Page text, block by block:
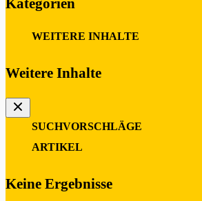
Kategorien
WEITERE INHALTE
Weitere Inhalte
SUCHVORSCHLÄGE
ARTIKEL
Keine Ergebnisse